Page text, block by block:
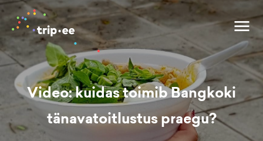
Video: kuidas toimib Bangkoki
tänavatoitlustus praegu?